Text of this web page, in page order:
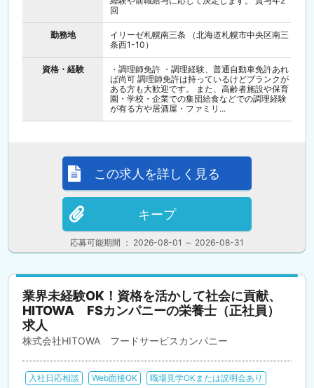
回
勤務地
イリーゼ札幌南三条 （北海道札幌市中央区南三
条西1-10）
資格・経験
・調理師免許 ・調理経験、普通自動車免許あれ
ば尚可 調理師免許は持っているけどブランクが
ある方も大歓迎です。 また、高齢者施設や保育
園・学校・企業での集団給食などでの調理経験
が有る方や居酒屋・ファミリ...
応募可能期間 ： 2026-08-01 ～ 2026-08-31
この求人を詳しく見る
キープ
業界未経験OK！資格を活かして社会に貢献、
HITOWA FSカンパニーの栄養士（正社員）
求人
株式会社HITOWA フードサービスカンパニー
入社日応相談 Web面接OK 職場見学OKまたは説明会あり